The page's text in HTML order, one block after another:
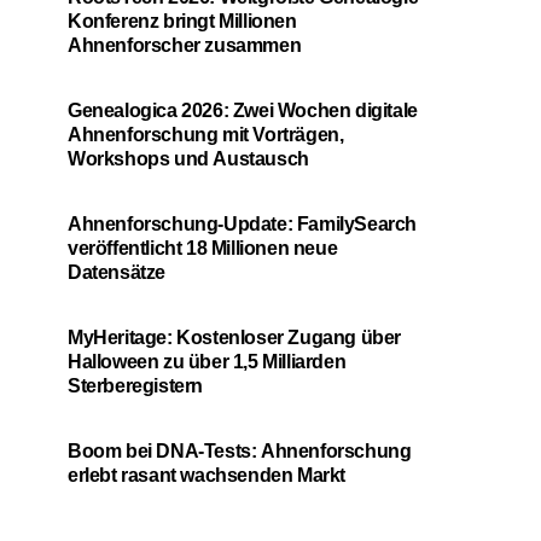
Konferenz bringt Millionen
Ahnenforscher zusammen
Genealogica 2026: Zwei Wochen digitale
Ahnenforschung mit Vorträgen,
Workshops und Austausch
Ahnenforschung-Update: FamilySearch
veröffentlicht 18 Millionen neue
Datensätze
MyHeritage: Kostenloser Zugang über
Halloween zu über 1,5 Milliarden
Sterberegistern
Boom bei DNA-Tests: Ahnenforschung
erlebt rasant wachsenden Markt